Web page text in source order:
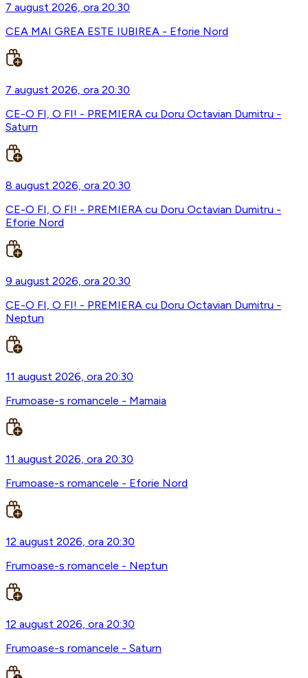
7 august 2026, ora 20:30
CEA MAI GREA ESTE IUBIREA - Eforie Nord
7 august 2026, ora 20:30
CE-O FI, O FI! - PREMIERA cu Doru Octavian Dumitru -
Saturn
8 august 2026, ora 20:30
CE-O FI, O FI! - PREMIERA cu Doru Octavian Dumitru -
Eforie Nord
9 august 2026, ora 20:30
CE-O FI, O FI! - PREMIERA cu Doru Octavian Dumitru -
Neptun
11 august 2026, ora 20:30
Frumoase-s romancele - Mamaia
11 august 2026, ora 20:30
Frumoase-s romancele - Eforie Nord
12 august 2026, ora 20:30
Frumoase-s romancele - Neptun
12 august 2026, ora 20:30
Frumoase-s romancele - Saturn